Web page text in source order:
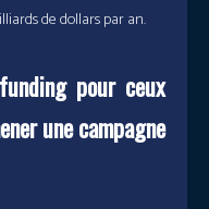
de dollars par an.
pour ceux
une campagne